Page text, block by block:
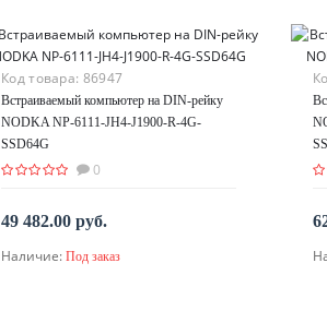
Код товара: 86947
Встраиваемый компьютер на DIN-рейку
NODKA NP-6111-JH4-J1900-R-4G-
SSD64G
0
49 482.00 руб.
По запросу
Наличие: Под заказ